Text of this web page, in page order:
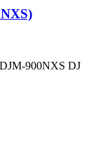
900NXS DJ